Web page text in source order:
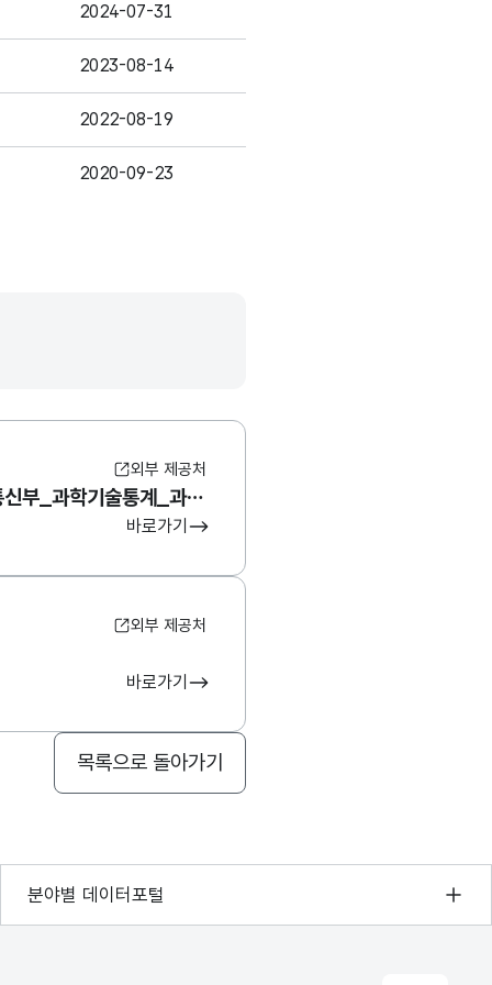
2024-07-31
2023-08-14
2022-08-19
2020-09-23
외부 제공처
과학기술정보통신부_과학기술통계_과학기술예측
바로가기
외부 제공처
바로가기
목록으로 돌아가기
분야별 데이터포털
기상자료개방포털
국토교통부 공간정보오픈플랫폼